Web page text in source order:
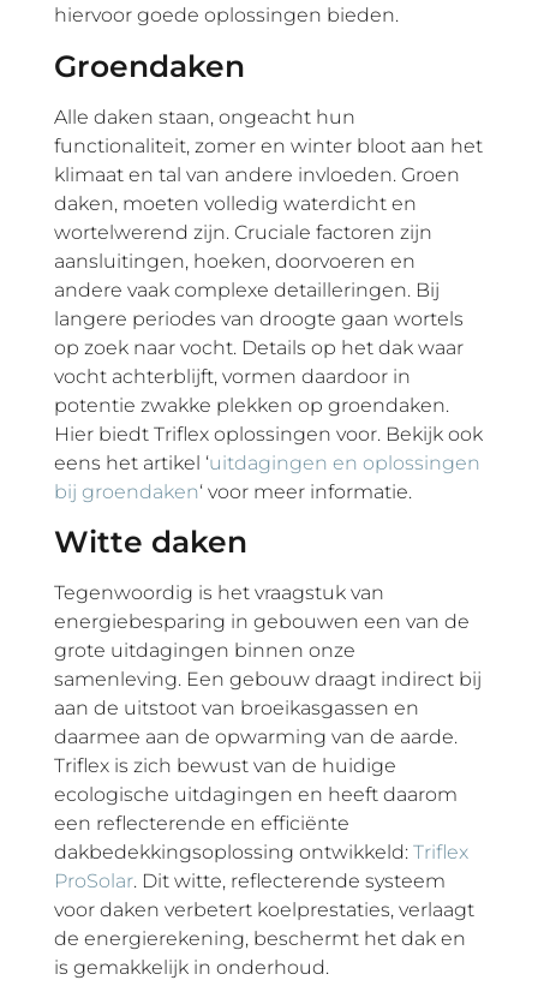
hiervoor goede oplossingen bieden.
Groendaken
Alle daken staan, ongeacht hun
functionaliteit, zomer en winter bloot aan het
klimaat en tal van andere invloeden. Groen
daken, moeten volledig waterdicht en
wortelwerend zijn. Cruciale factoren zijn
aansluitingen, hoeken, doorvoeren en
andere vaak complexe detailleringen. Bij
langere periodes van droogte gaan wortels
op zoek naar vocht. Details op het dak waar
vocht achterblijft, vormen daardoor in
potentie zwakke plekken op groendaken.
Hier biedt Triflex oplossingen voor. Bekijk ook
eens het artikel ‘uitdagingen en oplossingen
bij groendaken‘ voor meer informatie.
Witte daken
Tegenwoordig is het vraagstuk van
energiebesparing in gebouwen een van de
grote uitdagingen binnen onze
samenleving. Een gebouw draagt indirect bij
aan de uitstoot van broeikasgassen en
daarmee aan de opwarming van de aarde.
Triflex is zich bewust van de huidige
ecologische uitdagingen en heeft daarom
een reflecterende en efficiënte
dakbedekkingsoplossing ontwikkeld: Triflex
ProSolar. Dit witte, reflecterende systeem
voor daken verbetert koelprestaties, verlaagt
de energierekening, beschermt het dak en
is gemakkelijk in onderhoud.